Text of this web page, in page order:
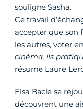
souligne Sasha.
Ce travail
accepter que son
les autres, voter
cinéma, ils
résume Laure
Elsa Bacle se
découvrent une